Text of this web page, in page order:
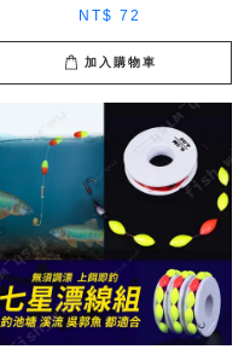
NT$ 72
加入購物車